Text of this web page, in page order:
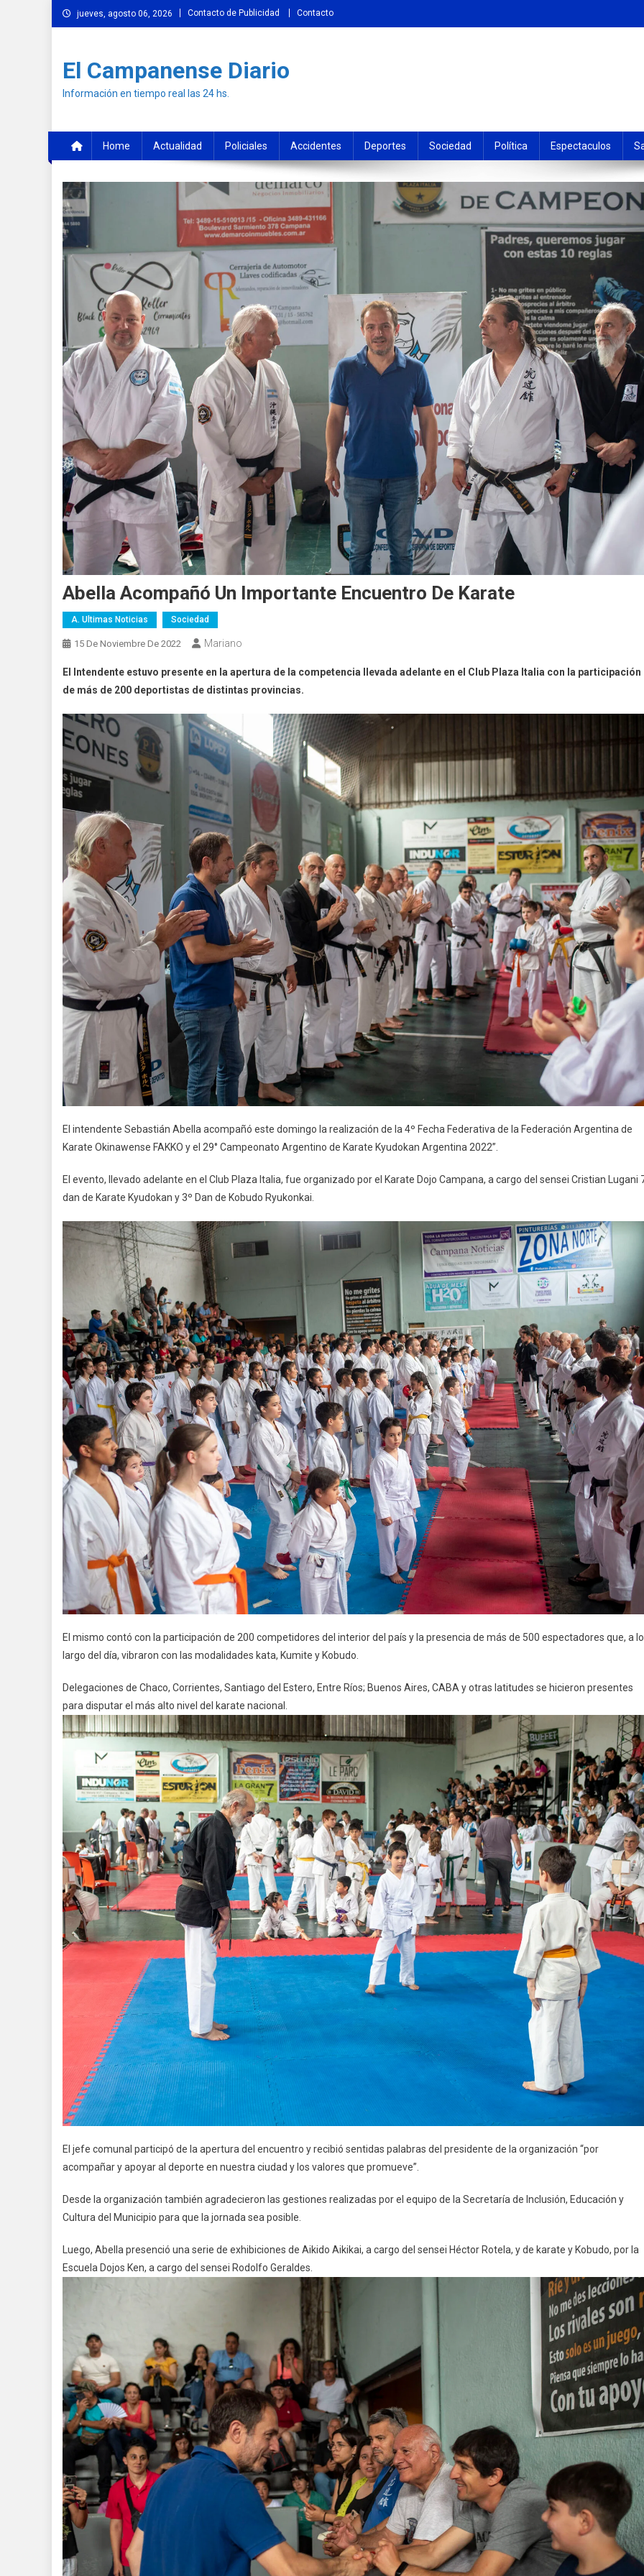
Skip
to
jueves, agosto 06, 2026 Contacto de Publicidad Contacto
El Campanense Diario
Información en tiempo real las 24 hs.
Home Actualidad Policiales Accidentes Deportes Sociedad Política Espectaculos
Abella Acompañó Un Importante Encuentro De Karate
A. Ultimas Noticias Sociedad
15 De Noviembre De 2022 Mariano
El Intendente estuvo presente en la apertura de la competencia llevada adelante en el Club Plaza Italia con la participación
de más de 200 deportistas de distintas provincias.
El intendente Sebastián Abella acompañó este domingo la realización de la 4º Fecha Federativa de la Federación Argentina de
Karate Okinawense FAKKO y el 29° Campeonato Argentino de Karate Kyudokan Argentina 2022”.
El evento, llevado adelante en el Club Plaza Italia, fue organizado por el Karate Dojo Campana, a cargo del sensei Cristian Lugani
dan de Karate Kyudokan y 3º Dan de Kobudo Ryukonkai.
El mismo contó con la participación de 200 competidores del interior del país y la presencia de más de 500 espectadores que, a lo
largo del día, vibraron con las modalidades kata, Kumite y Kobudo.
Delegaciones de Chaco, Corrientes, Santiago del Estero, Entre Ríos; Buenos Aires, CABA y otras latitudes se hicieron presentes
para disputar el más alto nivel del karate nacional.
El jefe comunal participó de la apertura del encuentro y recibió sentidas palabras del presidente de la organización “por
acompañar y apoyar al deporte en nuestra ciudad y los valores que promueve”.
Desde la organización también agradecieron las gestiones realizadas por el equipo de la Secretaría de Inclusión, Educación y
Cultura del Municipio para que la jornada sea posible.
Luego, Abella presenció una serie de exhibiciones de Aikido Aikikai, a cargo del sensei Héctor Rotela, y de karate y Kobudo, por la
Escuela Dojos Ken, a cargo del sensei Rodolfo Geraldes.